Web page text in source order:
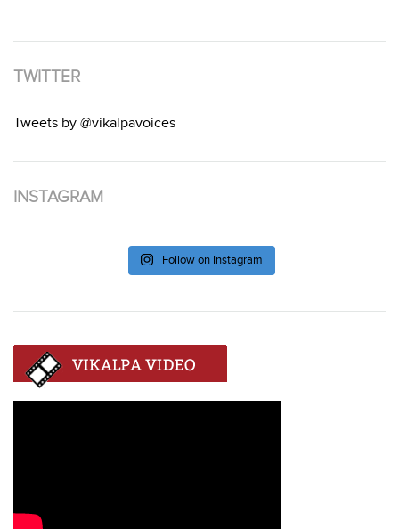
TWITTER
Tweets by @vikalpavoices
INSTAGRAM
Follow on Instagram